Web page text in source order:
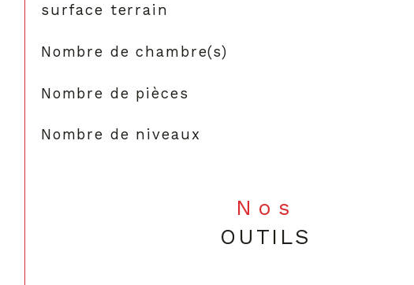
surface terrain
Nombre de chambre(s)
Nombre de pièces
Nombre de niveaux
Nos
OUTILS